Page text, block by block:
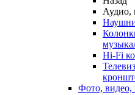
Аудио,
Hi-Fi
Фото, видео,